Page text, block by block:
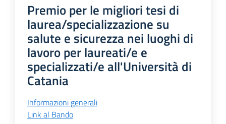
Premio per le migliori tesi di
laurea/specializzazione su
salute e sicurezza nei luoghi di
lavoro per laureati/e e
specializzati/e all'Università di
Catania
Informazioni generali
Link al Bando